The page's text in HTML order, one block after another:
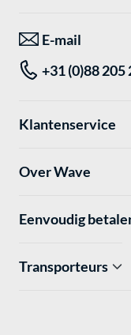
E-mail
+31 (0)88 205
Klantenservice
Over Wave
Eenvoudig
Transporteurs